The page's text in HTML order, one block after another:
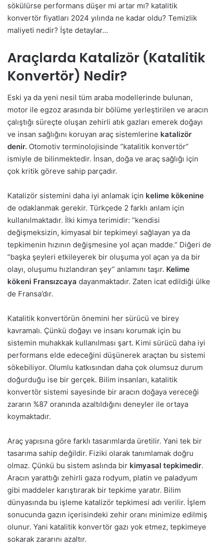
sökülürse performans düşer mi artar mı? katalitik
konvertör fiyatları 2024 yılında ne kadar oldu? Temizlik
maliyeti nedir? İşte detaylar…
Araçlarda Katalizör (Katalitik
Konvertör) Nedir?
Eski ya da yeni nesil tüm araba modellerinde bulunan,
motor ile egzoz arasında bir bölüme yerleştirilen ve aracın
çalıştığı süreçte oluşan zehirli atık gazları emerek doğayı
ve insan sağlığını koruyan araç sistemlerine katalizör
denir. Otomotiv terminolojisinde “katalitik konvertör”
ismiyle de bilinmektedir. İnsan, doğa ve araç sağlığı için
çok kritik göreve sahip parçadır.
Katalizör sistemini daha iyi anlamak için kelime kökenine
de odaklanmak gerekir. Türkçede 2 farklı anlam için
kullanılmaktadır. İlki kimya terimidir: “kendisi
değişmeksizin, kimyasal bir tepkimeyi sağlayan ya da
tepkimenin hızının değişmesine yol açan madde.” Diğeri de
“başka şeyleri etkileyerek bir oluşuma yol açan ya da bir
olayı, oluşumu hızlandıran şey” anlamını taşır. Kelime
kökeni Fransızcaya dayanmaktadır. Zaten icat edildiği ülke
de Fransa’dır.
Katalitik konvertörün önemini her sürücü ve birey
kavramalı. Çünkü doğayı ve insanı korumak için bu
sistemin muhakkak kullanılması şart. Kimi sürücü daha iyi
performans elde edeceğini düşünerek araçtan bu sistemi
sökebiliyor. Olumlu katkısından daha çok olumsuz durum
doğurduğu ise bir gerçek. Bilim insanları, katalitik
konvertör sistemi sayesinde bir aracın doğaya vereceği
zararın %87 oranında azaltıldığını deneyler ile ortaya
koymaktadır.
Araç yapısına göre farklı tasarımlarda üretilir. Yani tek bir
tasarıma sahip değildir. Fiziki olarak tanımlamak doğru
olmaz. Çünkü bu sistem aslında bir kimyasal tepkimedir.
Aracın yarattığı zehirli gaza rodyum, platin ve paladyum
gibi maddeler karıştırarak bir tepkime yaratır. Bilim
dünyasında bu işleme katalizör tepkimesi adı verilir. İşlem
sonucunda gazın içerisindeki zehir oranı minimize edilmiş
olunur. Yani katalitik konvertör gazı yok etmez, tepkimeye
sokarak zararını azaltır.